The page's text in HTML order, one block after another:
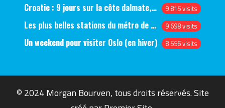
Croatie : 9 jours sur la côte dalmate, de Split à Dubrovnik, en passant par Hvar et Mjlet 9 815 visits
Les plus belles stations du métro de Saint-Pétersbourg 9 698 visits
Un weekend pour visiter Oslo (en hiver) 8 556 visits
© 2024 Morgan Bourven, tous droits réservés. Site